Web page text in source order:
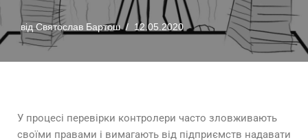
відСвятослав Бартош 12.05.2020
У процесі перевірки контролери часто зловживають
своїми правами і вимагають від підприємств надавати